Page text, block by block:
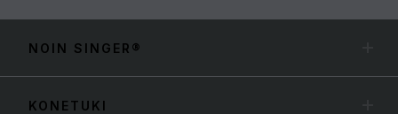
NOIN SINGER®
KONETUKI